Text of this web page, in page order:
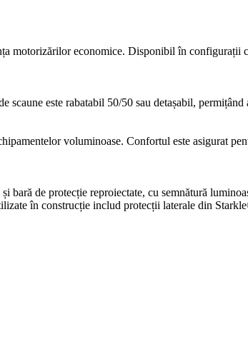
motorizărilor economice. Disponibil în configurații
este rabatabil 50/50 sau detașabil, permițând
voluminoase. Confortul este asigurat
bară de protecție reproiectate, cu semnătură
în construcție includ protecții laterale din